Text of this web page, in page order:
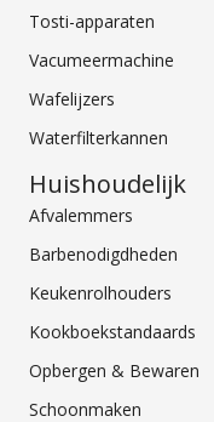
Tosti-apparaten
Vacumeermachine
Wafelijzers
Waterfilterkannen
Huishoudelijk
Afvalemmers
Barbenodigdheden
Keukenrolhouders
Kookboekstandaards
Opbergen & Bewaren
Schoonmaken